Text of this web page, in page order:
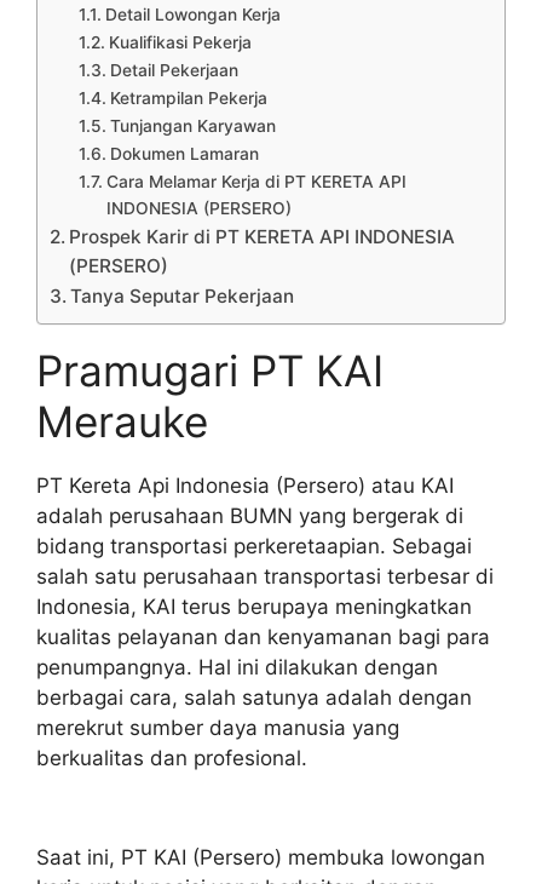
Detail Lowongan Kerja
Kualifikasi Pekerja
Detail Pekerjaan
Ketrampilan Pekerja
Tunjangan Karyawan
Dokumen Lamaran
Cara Melamar Kerja di PT KERETA API
INDONESIA (PERSERO)
Prospek Karir di PT KERETA API INDONESIA
(PERSERO)
Tanya Seputar Pekerjaan
Pramugari PT KAI
Merauke
PT Kereta Api Indonesia (Persero) atau KAI
adalah perusahaan BUMN yang bergerak di
bidang transportasi perkeretaapian. Sebagai
salah satu perusahaan transportasi terbesar di
Indonesia, KAI terus berupaya meningkatkan
kualitas pelayanan dan kenyamanan bagi para
penumpangnya. Hal ini dilakukan dengan
berbagai cara, salah satunya adalah dengan
merekrut sumber daya manusia yang
berkualitas dan profesional.
Saat ini, PT KAI (Persero) membuka lowongan